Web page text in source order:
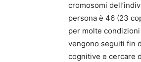
cromosomi
persona è 46 (23
per molte
vengono seguiti fin
cognitive e cercare